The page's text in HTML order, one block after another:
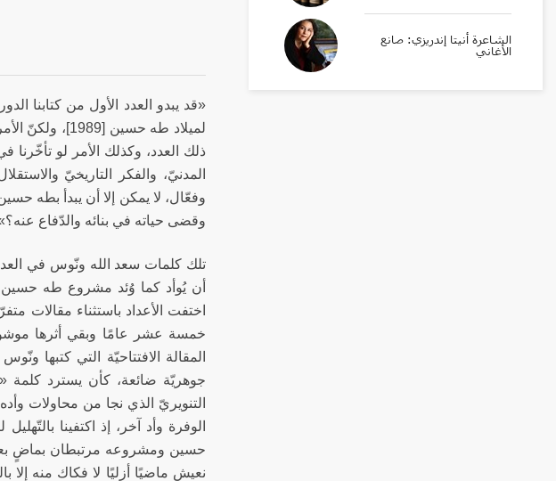
«قد يبدو العدد الأول من كتابنا
لميلاد طه
ذلك العدد، وكذلك الأمر لو تأخّرنا
المدنيّ، والفكر التاريخيّ
وفعّال، لا يمكن إلا أن يبدأ بطه
وقضى حياته في بنائه والدّفاع
تلك كلمات سعد الله ونّوس في
أن يُوأد كما وُئد مشروع طه
اختفت الأعداد باستثناء
خمسة عشر عامًا وبقي أثرها
المقالة الافتتاحيّة التي كتبها
جوهريّة ضائعة، كأن يسترد كلمة
التنويريّ الذي نجا من محاولات
الوفرة وأد آخر، إذ اكتفينا
حسين ومشروعه مرتبطان بماضٍ بعيد
نعيش ماضيًا أزليًا لا فكاك منه إلا
الشاعرة أنيتا إندريزي: صانع
الأغاني